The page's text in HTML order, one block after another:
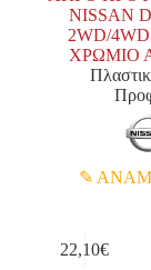
NISSAN
2WD/
ΧΡΩΜΙΟ
22,10€